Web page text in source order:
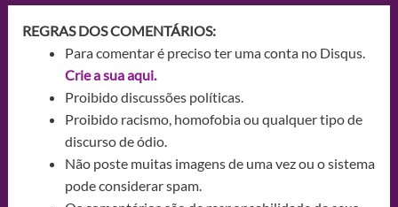
REGRAS DOS COMENTÁRIOS:
Para comentar é preciso ter uma conta no Disqus.
Crie a sua aqui.
Proibido discussões políticas.
Proibido racismo, homofobia ou qualquer tipo de
discurso de ódio.
Não poste muitas imagens de uma vez ou o sistema
pode considerar spam.